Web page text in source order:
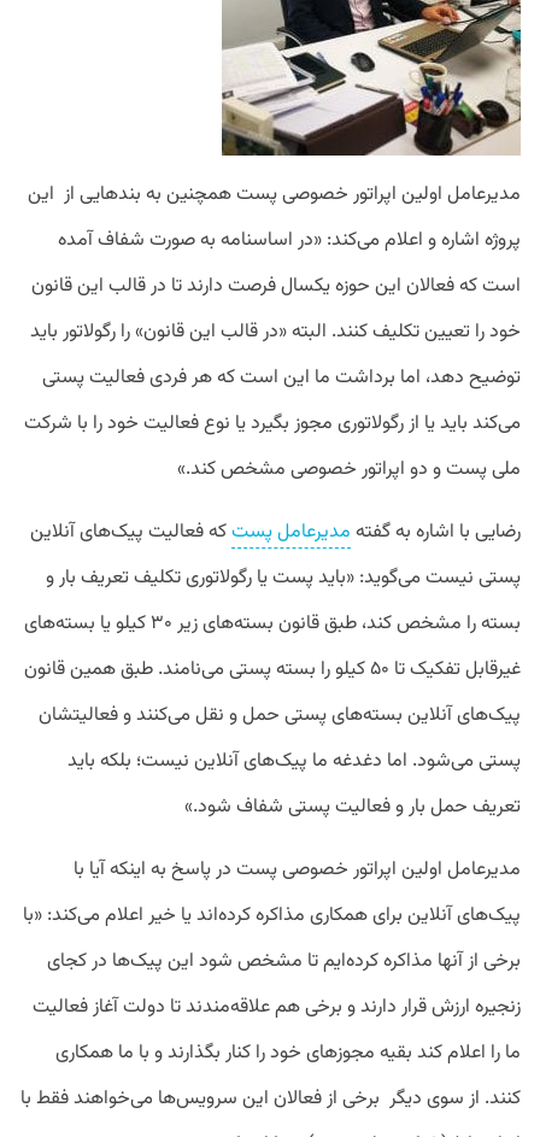
مدیرعامل اولین اپراتور خصوصی پست همچنین به بندهایی از این
پروژه اشاره و اعلام می‌کند: «در اساسنامه به صورت شفاف آمده
است که فعالان این حوزه یکسال فرصت دارند تا در قالب این قانون
خود را تعیین تکلیف کنند. البته «در قالب این قانون» را رگولاتور باید
توضیح دهد، اما برداشت ما این است که هر فردی فعالیت پستی
می‌کند باید یا از رگولاتوری مجوز بگیرد یا نوع فعالیت خود را با شرکت
ملی پست و دو اپراتور خصوصی مشخص کند.»
رضایی با اشاره به گفته مدیرعامل پستکه فعالیت پیک‌های آنلاین
پستی نیست می‌گوید: «باید پست یا رگولاتوری تکلیف تعریف بار و
بسته را مشخص کند، طبق قانون بسته‌های زیر ۳۰ کیلو یا بسته‌های
غیرقابل تفکیک تا ۵۰ کیلو را بسته پستی می‌نامند. طبق همین قانون
پیک‌های آنلاین بسته‌‌های پستی حمل و نقل می‌کنند و فعالیتشان
پستی می‌شود. اما دغدغه ما پیک‌های آنلاین نیست؛ بلکه باید
تعریف حمل بار و فعالیت پستی شفاف شود.»
مدیرعامل اولین اپراتور خصوصی پست در پاسخ به اینکه آیا با
پیک‌های آنلاین برای همکاری مذاکره کرده‌اند یا خیر اعلام می‌کند: «با
برخی از آنها مذاکره کرده‌ایم تا مشخص شود این پیک‌ها در کجای
زنجیره ارزش قرار دارند و برخی هم علاقه‌مندند تا دولت آغاز فعالیت
ما را اعلام کند بقیه مجوزهای خود را کنار بگذارند و با ما همکاری
کنند. از سوی دیگر برخی از فعالان این سرویس‌ها می‌خواهند فقط با